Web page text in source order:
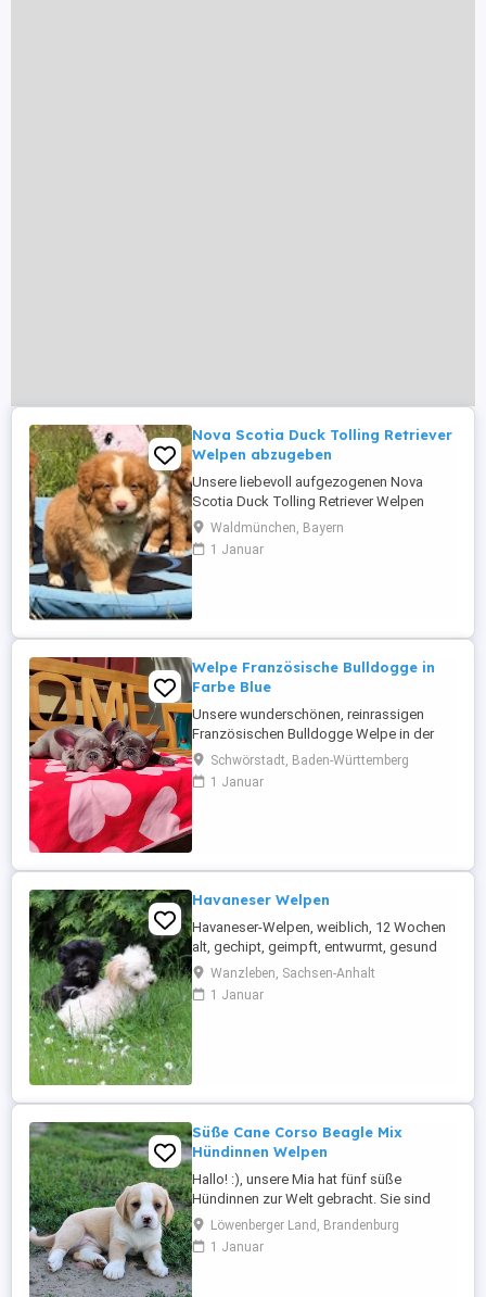
Nova Scotia Duck Tolling Retriever
Welpen abzugeben
Unsere liebevoll aufgezogenen Nova
Scotia Duck Tolling Retriever Welpen
wurden am 11. Mai geboren und dürfen ab
dem 25. August in ihr neues Zuhause
ziehen. Dann sind sie knapp 16 Wochen
Heimtierausweis, ...
Waldmünchen, Bayern
1 Januar
Welpe Französische Bulldogge in
Farbe Blue
Unsere wunderschönen, reinrassigen
Französischen Bulldogge Welpe in der
exklusiven und begehrten Farbe Blue
(Blau) - Mädchen und Bub Blue Lilac darf
ab sofort in ihr neues, liebevosvolle zu
Tollwut: ...
Schwörstadt, Baden-Württemberg
1 Januar
Havaneser Welpen
Havaneser-Welpen, weiblich, 12 Wochen
alt, gechipt, geimpft, entwurmt, gesund
suchen ab sofort ein neues Zuhause.
Wanzleben, Sachsen-Anhalt
1 Januar
Süße Cane Corso Beagle Mix
Hündinnen Welpen
Hallo! :), unsere Mia hat fünf süße
Hündinnen zur Welt gebracht. Sie sind
gesund und top fit. Es ist eine Mischung
aus Cane Corso und Beagle, diese
verspricht lebhafte, intelligente und
Löwenberger Land, Brandenburg
1 Januar